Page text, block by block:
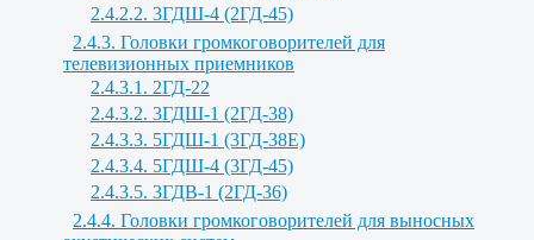
2.4.2.2. 3ГДШ-4 (2ГД-45)
2.4.3. Головки громкоговорителей для
телевизионных приемников
2.4.3.1. 2ГД-22
2.4.3.2. 3ГДШ-1 (2ГД-38)
2.4.3.3. 5ГДШ-1 (3ГД-38Е)
2.4.3.4. 5ГДШ-4 (3ГД-45)
2.4.3.5. 3ГДВ-1 (2ГД-36)
2.4.4. Головки громкоговорителей для выносных